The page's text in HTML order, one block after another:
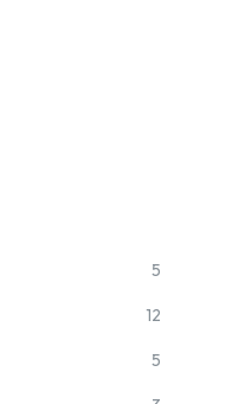
5
12
5